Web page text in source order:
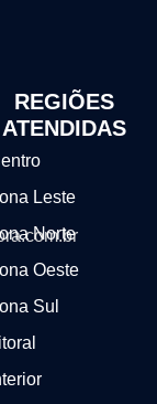
REGIÕES
ATENDIDAS
Leste
Norte
Oeste
Sul